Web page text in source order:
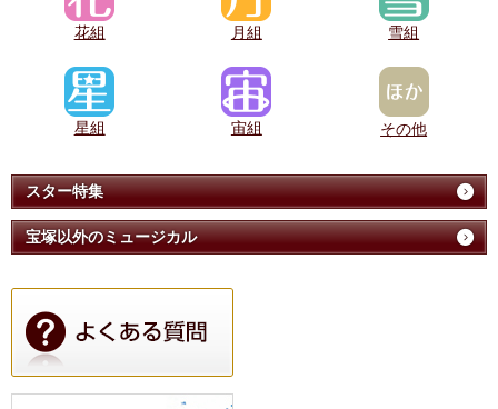
花組 月組 雪組
星組 宙組 その他
スター特集
宝塚以外のミュージカル